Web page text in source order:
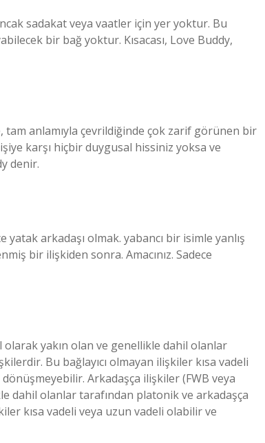
sadakat veya vaatler için yer yoktur. Bu
bir bağ yoktur. Kısacası, Love Buddy,
tam anlamıyla çevrildiğinde çok zarif görünen bir
karşı hiçbir duygusal hissiniz yoksa ve
denir.
arkadaşı olmak. yabancı bir isimle yanlış
bir ilişkiden sonra. Amacınız. Sadece
yakın olan ve genellikle dahil olanlar
Bu bağlayıcı olmayan ilişkiler kısa vadeli
Arkadaşça ilişkiler (FWB veya
dahil olanlar tarafından platonik ve arkadaşça
kısa vadeli veya uzun vadeli olabilir ve